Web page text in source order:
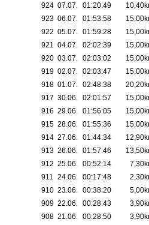
924 07.07. 01:20:49
923 06.07. 01:53:58
922 05.07. 01:59:28
921 04.07. 02:02:39
920 03.07. 02:03:02
919 02.07. 02:03:47
918 01.07. 02:48:38
917 30.06. 02:01:57
916 29.06. 01:56:05
915 28.06. 01:55:36
914 27.06. 01:44:34
913 26.06. 01:57:46
912 25.06. 00:52:14
911 24.06. 00:17:48
910 23.06. 00:38:20
909 22.06. 00:28:43
908 21.06. 00:28:50